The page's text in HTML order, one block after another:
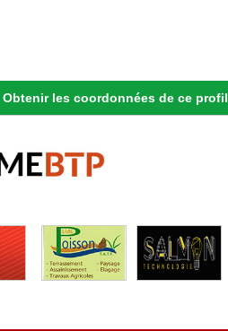
Obtenir les coordonnées de ce profil